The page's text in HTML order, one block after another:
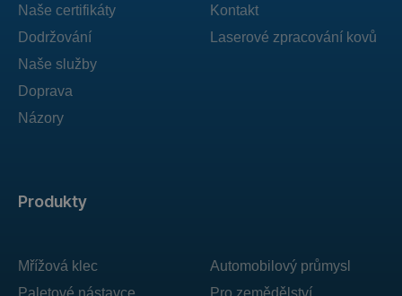
Produkty
Mřížová klec
Paletové nástavce
Automobilový průmysl
Pro zemědělství
Naše certifikáty
Dodržování
Naše služby
Doprava
Názory
Kontakt
Laserové zpracování kovů